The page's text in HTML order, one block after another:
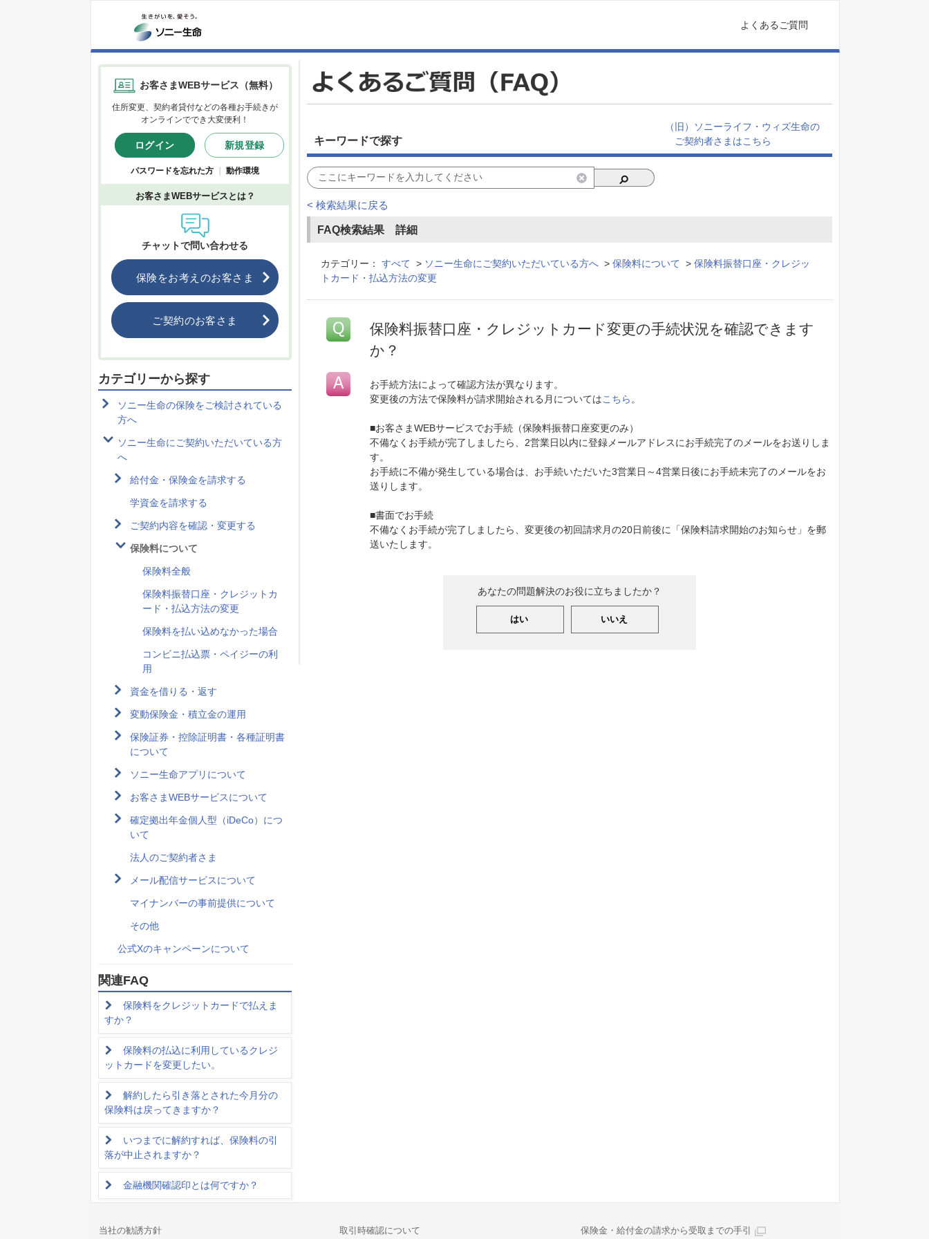
よくあるご質問
お客さまWEBサービス（無料）
住所変更、契約者貸付などの各種お手続きが
オンラインででき大変便利！
ログイン 新規登録
パスワードを忘れた方 動作環境
お客さまWEBサービスとは？
チャットで問い合わせる
保険をお考えのお客さま
ご契約のお客さま
カテゴリーから探す
ソニー生命の保険をご検討されている
方へ
ソニー生命にご契約いただいている方
へ
給付金・保険金を請求する
学資金を請求する
ご契約内容を確認・変更する
保険料について
保険料全般
保険料振替口座・クレジットカ
ード・払込方法の変更
保険料を払い込めなかった場合
コンビニ払込票・ペイジーの利
用
資金を借りる・返す
変動保険金・積立金の運用
保険証券・控除証明書・各種証明書
について
ソニー生命アプリについて
お客さまWEBサービスについて
確定拠出年金個人型（iDeCo）につ
いて
法人のご契約者さま
メール配信サービスについて
マイナンバーの事前提供について
その他
公式Xのキャンペーンについて
関連FAQ
保険料をクレジットカードで払えま
すか？
保険料の払込に利用しているクレジ
ットカードを変更したい。
解約したら引き落とされた今月分の
保険料は戻ってきますか？
いつまでに解約すれば、保険料の引
落が中止されますか？
金融機関確認印とは何ですか？
キーワードで探す
（旧）ソニーライフ・ウィズ生命の
ご契約者さまはこちら
< 検索結果に戻る
FAQ検索結果 詳細
カテゴリー： すべて > ソニー生命にご契約いただいている方へ > 保険料について > 保険料振替口座・クレジッ
トカード・払込方法の変更
保険料振替口座・クレジットカード変更の手続状況を確認できます
か？
お手続方法によって確認方法が異なります。
変更後の方法で保険料が請求開始される月についてはこちら。
■お客さまWEBサービスでお手続（保険料振替口座変更のみ）
不備なくお手続が完了しましたら、2営業日以内に登録メールアドレスにお手続完了のメールをお送りしま
す。
お手続に不備が発生している場合は、お手続いただいた3営業日～4営業日後にお手続未完了のメールをお
送りします。
■書面でお手続
不備なくお手続が完了しましたら、変更後の初回請求月の20日前後に「保険料請求開始のお知らせ」を郵
送いたします。
あなたの問題解決のお役に立ちましたか？
当社の勧誘方針 取引時確認について
保険金・給付金の請求から受取までの手引